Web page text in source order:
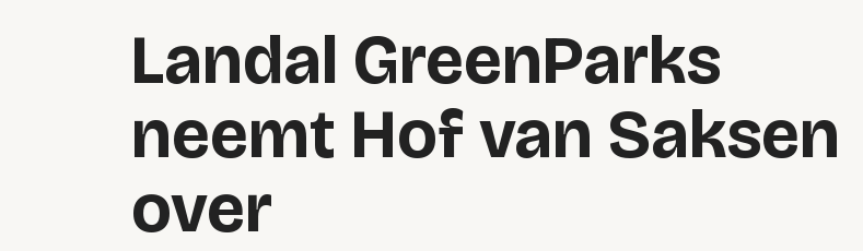
Landal GreenParks
neemt Hof van Saksen
over